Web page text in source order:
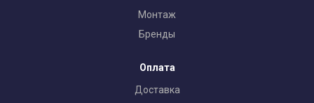
Монтаж
Бренды
Оплата
Доставка